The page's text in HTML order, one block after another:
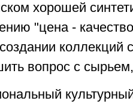
хорошей
"цена -
коллекций
вопрос с